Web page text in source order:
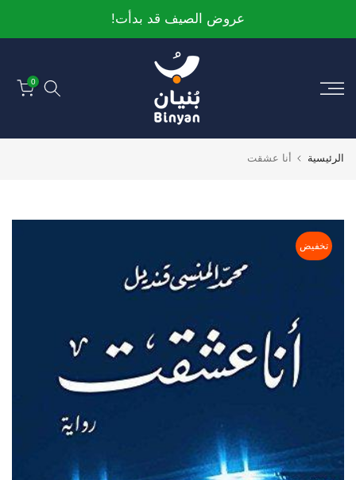
إلى
عروض الصيف قد بدأت!
0
الرئيسية أنا عشقت
تخفيض